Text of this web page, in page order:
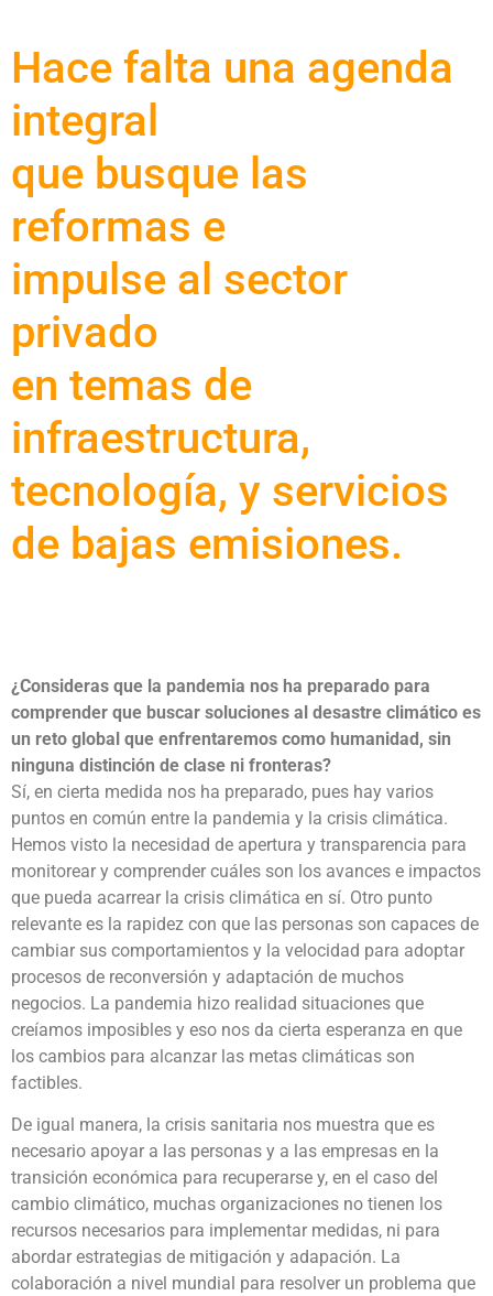
Hace falta una agenda
integral
que busque las
reformas e
impulse al sector
privado
en temas de
infraestructura,
tecnología, y servicios
de bajas emisiones.
¿Consideras que la pandemia nos ha preparado para
comprender que buscar soluciones al desastre climático es
un reto global que enfrentaremos como humanidad, sin
ninguna distinción de clase ni fronteras?
Sí, en cierta medida nos ha preparado, pues hay varios
puntos en común entre la pandemia y la crisis climática.
Hemos visto la necesidad de apertura y transparencia para
monitorear y comprender cuáles son los avances e impactos
que pueda acarrear la crisis climática en sí. Otro punto
relevante es la rapidez con que las personas son capaces de
cambiar sus comportamientos y la velocidad para adoptar
procesos de reconversión y adaptación de muchos
negocios. La pandemia hizo realidad situaciones que
creíamos imposibles y eso nos da cierta esperanza en que
los cambios para alcanzar las metas climáticas son
factibles.
De igual manera, la crisis sanitaria nos muestra que es
necesario apoyar a las personas y a las empresas en la
transición económica para recuperarse y, en el caso del
cambio climático, muchas organizaciones no tienen los
recursos necesarios para implementar medidas, ni para
abordar estrategias de mitigación y adapación. La
colaboración a nivel mundial para resolver un problema que